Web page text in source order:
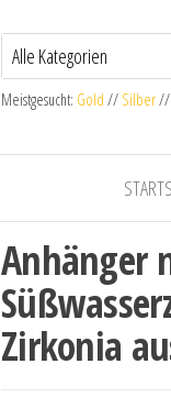
Meistgesucht: Gold // Silber//
Anhänger
Zirkonia